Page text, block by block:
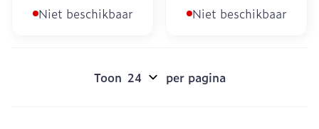
Niet beschikbaar Niet beschikbaar
Toon per pagina